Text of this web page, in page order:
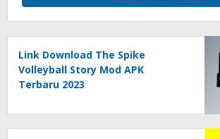
Link Download The Spike
Volleyball Story Mod APK
Terbaru 2023